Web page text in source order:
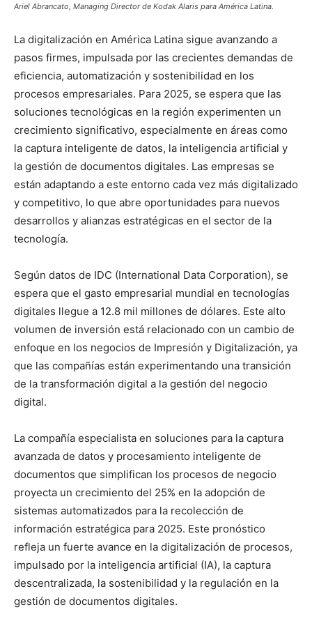
Ariel Abrancato, Managing Director de Kodak Alaris para América Latina.
La digitalización en América Latina sigue avanzando a
pasos firmes, impulsada por las crecientes demandas de
eficiencia, automatización y sostenibilidad en los
procesos empresariales. Para 2025, se espera que las
soluciones tecnológicas en la región experimenten un
crecimiento significativo, especialmente en áreas como
la captura inteligente de datos, la inteligencia artificial y
la gestión de documentos digitales. Las empresas se
están adaptando a este entorno cada vez más digitalizado
y competitivo, lo que abre oportunidades para nuevos
desarrollos y alianzas estratégicas en el sector de la
tecnología.
Según datos de IDC (International Data Corporation), se
espera que el gasto empresarial mundial en tecnologías
digitales llegue a 12.8 mil millones de dólares. Este alto
volumen de inversión está relacionado con un cambio de
enfoque en los negocios de Impresión y Digitalización, ya
que las compañías están experimentando una transición
de la transformación digital a la gestión del negocio
digital.
La compañía especialista en soluciones para la captura
avanzada de datos y procesamiento inteligente de
documentos que simplifican los procesos de negocio
proyecta un crecimiento del 25% en la adopción de
sistemas automatizados para la recolección de
información estratégica para 2025. Este pronóstico
refleja un fuerte avance en la digitalización de procesos,
impulsado por la inteligencia artificial (IA), la captura
descentralizada, la sostenibilidad y la regulación en la
gestión de documentos digitales.